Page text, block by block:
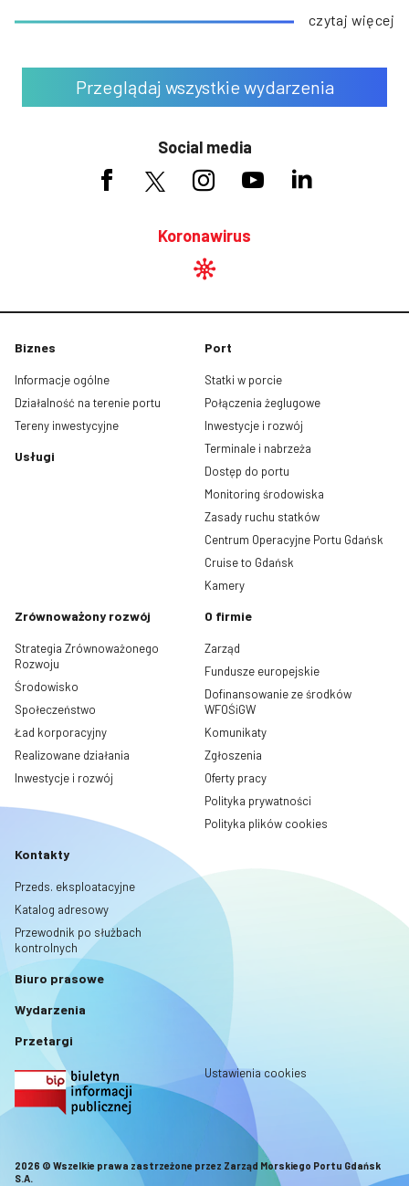
czytaj więcej
Przeglądaj wszystkie wydarzenia
Social media
Koronawirus
Biznes
Informacje ogólne
Działalność na terenie portu
Tereny inwestycyjne
Usługi
Port
Statki w porcie
Połączenia żeglugowe
Inwestycje i rozwój
Terminale i nabrzeża
Dostęp do portu
Monitoring środowiska
Zasady ruchu statków
Centrum Operacyjne Portu Gdańsk
Cruise to Gdańsk
Kamery
Zrównoważony rozwój
Strategia Zrównoważonego
Rozwoju
Środowisko
Społeczeństwo
Ład korporacyjny
Realizowane działania
Inwestycje i rozwój
O firmie
Zarząd
Fundusze europejskie
Dofinansowanie ze środków
WFOŚiGW
Komunikaty
Zgłoszenia
Oferty pracy
Polityka prywatności
Polityka plików cookies
Kontakty
Przeds. eksploatacyjne
Katalog adresowy
Przewodnik po służbach
kontrolnych
Biuro prasowe
Wydarzenia
Przetargi
Ustawienia cookies
2026 © Wszelkie prawa zastrzeżone przez Zarząd Morskiego Portu Gdańsk
S.A.